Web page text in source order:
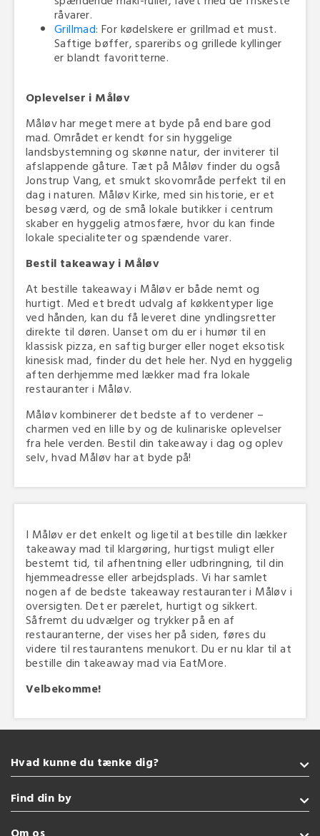
råvarer.
Grillmad: For kødelskere er grillmad et must.
Saftige bøffer, spareribs og grillede kyllinger
er blandt favoritterne.
Oplevelser i Måløv
Måløv har meget mere at byde på end bare god
mad. Området er kendt for sin hyggelige
landsbystemning og skønne natur, der inviterer til
afslappende gåture. Tæt på Måløv finder du også
Jonstrup Vang, et smukt skovområde perfekt til en
dag i naturen. Måløv Kirke, med sin historie, er et
besøg værd, og de små lokale butikker i centrum
skaber en hyggelig atmosfære, hvor du kan finde
lokale specialiteter og spændende varer.
Bestil takeaway i Måløv
At bestille takeaway i Måløv er både nemt og
hurtigt. Med et bredt udvalg af køkkentyper lige
ved hånden, kan du få leveret dine yndlingsretter
direkte til døren. Uanset om du er i humør til en
klassisk pizza, en saftig burger eller noget eksotisk
kinesisk mad, finder du det hele her. Nyd en hyggelig
aften derhjemme med lækker mad fra lokale
restauranter i Måløv.
Måløv kombinerer det bedste af to verdener –
charmen ved en lille by og de kulinariske oplevelser
fra hele verden. Bestil din takeaway i dag og oplev
selv, hvad Måløv har at byde på!
I Måløv er det enkelt og ligetil at bestille din lækker
takeaway mad til klargøring, hurtigst muligt eller
bestemt tid, til afhentning eller udbringning, til din
hjemmeadresse eller arbejdsplads. Vi har samlet
nogen af de bedste takeaway restauranter i Måløv i
oversigten. Det er pærelet, hurtigt og sikkert.
Såfremt du udvælger og trykker på en af
restauranterne, der vises her på siden, føres du
videre til restaurantens menukort. Du er nu klar til at
bestille din takeaway mad via EatMore.
Velbekomme!
Hvad kunne du tænke dig?
Takeaway
Burger
Find din by
Sønderborg